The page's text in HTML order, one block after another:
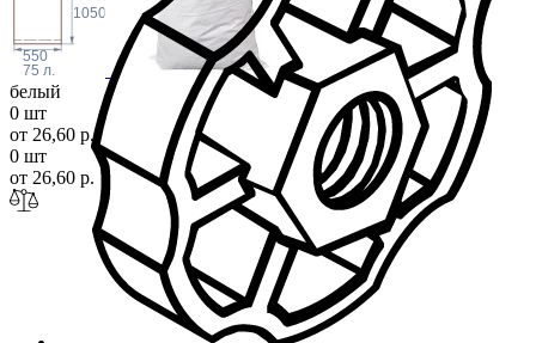
550
1050
75 л.
белый
0 шт
от 26,60 р.
0 шт
от 26,60 р.